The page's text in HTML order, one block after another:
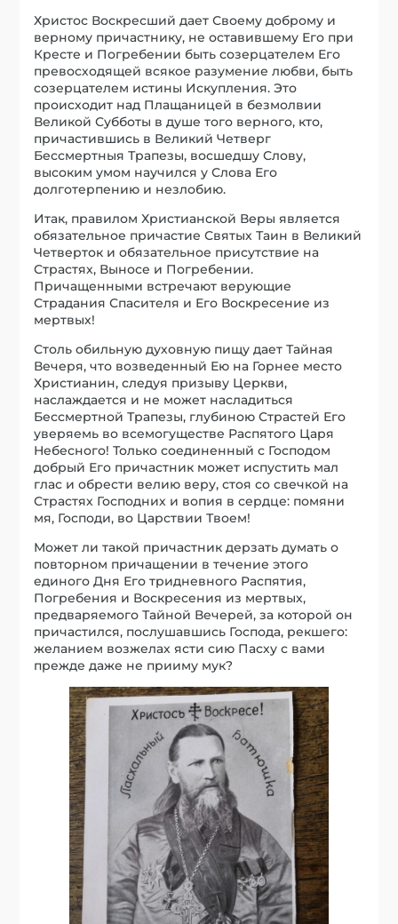
Христос Воскресший дает Своему доброму и
верному причастнику, не оставившему Его при
Кресте и Погребении быть созерцателем Его
превосходящей всякое разумение любви, быть
созерцателем истины Искупления. Это
происходит над Плащаницей в безмолвии
Великой Субботы в душе того верного, кто,
причастившись в Великий Четверг
Бессмертныя Трапезы, восшедшу Слову,
высоким умом научился у Слова Его
долготерпению и незлобию.
Итак, правилом Христианской Веры является
обязательное причастие Святых Таин в Великий
Четверток и обязательное присутствие на
Страстях, Выносе и Погребении.
Причащенными встречают верующие
Страдания Спасителя и Его Воскресение из
мертвых!
Столь обильную духовную пищу дает Тайная
Вечеря, что возведенный Ею на Горнее место
Христианин, следуя призыву Церкви,
наслаждается и не может насладиться
Бессмертной Трапезы, глубиною Страстей Его
уверяемь во всемогуществе Распятого Царя
Небесного! Только соединенный с Господом
добрый Его причастник может испустить мал
глас и обрести велию веру, стоя со свечкой на
Страстях Господних и вопия в сердце: помяни
мя, Господи, во Царствии Твоем!
Может ли такой причастник дерзать думать о
повторном причащении в течение этого
единого Дня Его тридневного Распятия,
Погребения и Воскресения из мертвых,
предваряемого Тайной Вечерей, за которой он
причастился, послушавшись Господа, рекшего:
желанием возжелах ясти сию Пасху с вами
прежде даже не прииму мук?